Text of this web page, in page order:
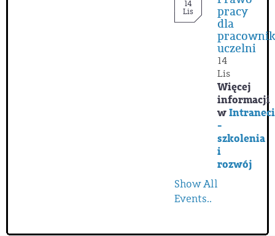
14
Lis pracy
dla
uczelni
14
Lis
Więcej
informacji
w
-
szkolenia
i
rozwój
Show All
Events..